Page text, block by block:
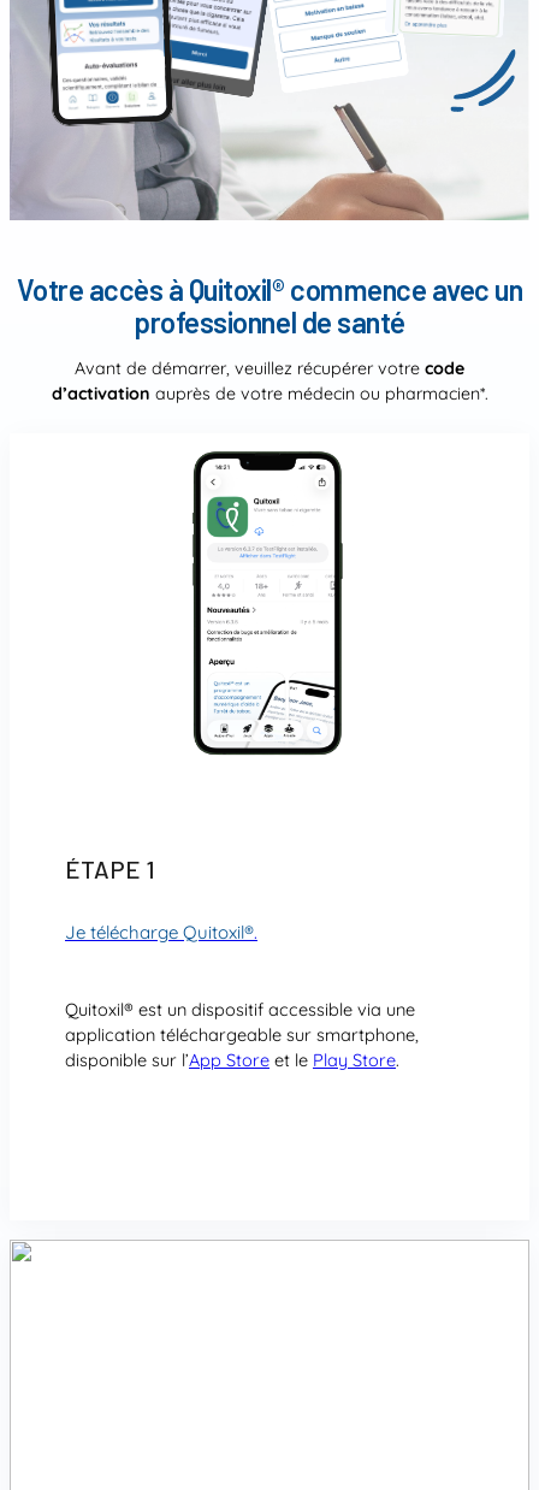
Votre accès à Quitoxil® commence avec un
professionnel de santé
Avant de démarrer, veuillez récupérer votre code
d’activation auprès de votre médecin ou pharmacien*.
ÉTAPE 1
Je télécharge Quitoxil®.
Quitoxil® est un dispositif accessible via une
application téléchargeable sur smartphone,
disponible sur l’App Store et le Play Store.